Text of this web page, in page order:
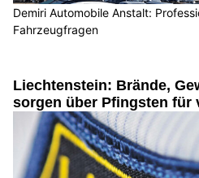
Demiri Automobile Anstalt:
Fahrzeugfragen
Liechtenstein: Brände,
sorgen über Pfingsten für